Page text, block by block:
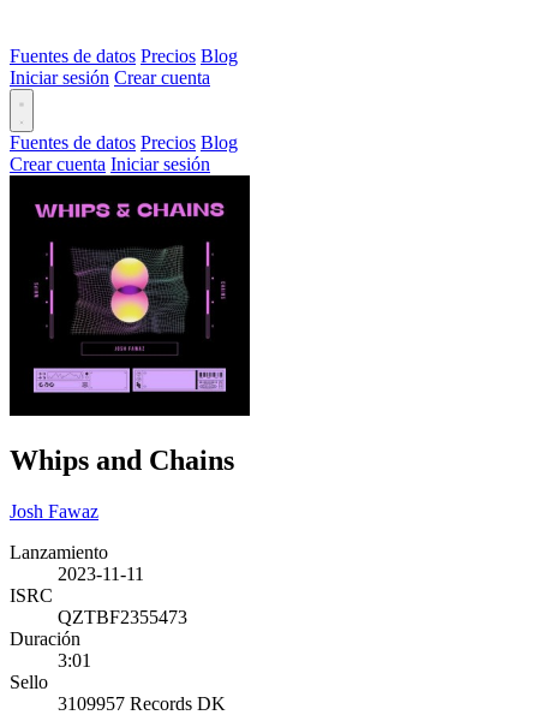
Fuentes de datos Precios Blog
Iniciar sesión Crear cuenta
Fuentes de datos Precios Blog
Crear cuenta Iniciar sesión
Whips and Chains
Josh Fawaz
Lanzamiento
2023-11-11
ISRC
QZTBF2355473
Duración
3:01
Sello
3109957 Records DK